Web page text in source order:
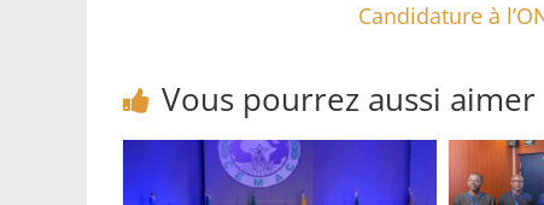
Candidature à
Vous pourrez aussi aimer